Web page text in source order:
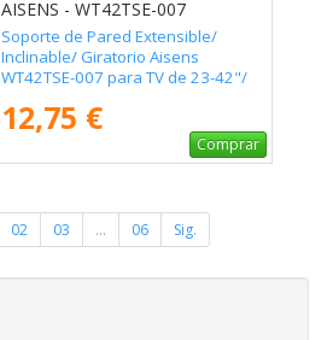
AISENS - WT42TSE-007
Soporte de Pared Extensible/
Inclinable/ Giratorio Aisens
WT42TSE-007 para TV de 23-42"/
12,75 €
Comprar
02 03 ... 06 Sig.